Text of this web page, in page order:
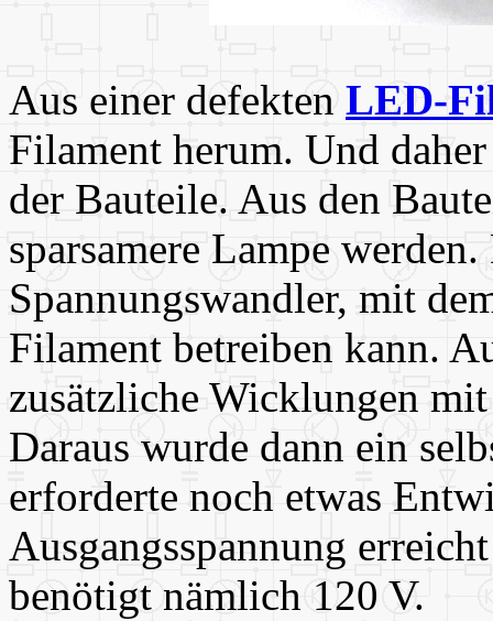
Aus einer defekten LED-
Filament herum. Und
der Bauteile. Aus den
sparsamere Lampe
Spannungswandler, mit
Filament betreiben kann.
zusätzliche Wicklungen
Daraus wurde dann ein
erforderte noch etwas
Ausgangsspannung
benötigt nämlich 120 V.